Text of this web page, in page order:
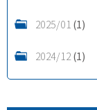
2025/01(1)
2024/12(1)